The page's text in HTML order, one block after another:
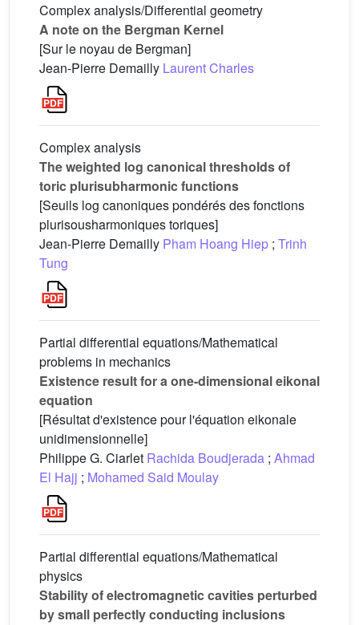
Complex analysis/Differential geometry
A note on the Bergman Kernel
[Sur le noyau de Bergman]
Jean-Pierre Demailly Laurent Charles
Complex analysis
The weighted log canonical thresholds of
toric plurisubharmonic functions
[Seuils log canoniques pondérés des fonctions
plurisousharmoniques toriques]
Jean-Pierre Demailly Pham Hoang Hiep ; Trinh
Tung
Partial differential equations/Mathematical
problems in mechanics
Existence result for a one-dimensional eikonal
equation
[Résultat d'existence pour l'équation eikonale
unidimensionnelle]
Philippe G. Ciarlet Rachida Boudjerada ; Ahmad
El Hajj ; Mohamed Said Moulay
Partial differential equations/Mathematical
physics
Stability of electromagnetic cavities perturbed
by small perfectly conducting inclusions